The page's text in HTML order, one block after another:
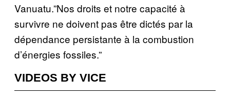
Vanuatu.”Nos droits et notre capacité à
survivre ne doivent pas être dictés par la
dépendance persistante à la combustion
d’énergies fossiles.”
VIDEOS BY VICE